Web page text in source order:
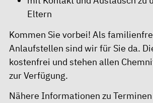
Eltern
Kommen Sie vorbei! Als
Anlaufstellen sind wir für Sie da.
kostenfrei und stehen allen
zur Verfügung.
Nähere Informationen zu